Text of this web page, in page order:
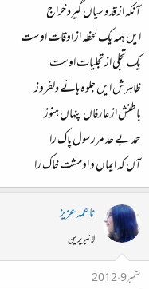
آنکہ از قدو سیاں گیرد خراج
ایں ہمہ یک لحظہ از اوقات اوست
یک تجلی از تجلیات اوست
ظاہرش ایں جلوہ ہائے دلفروز
باطنش از عارفاں پنہاں ہنوز
حمد بے حد مررسول پاک را
آں کہ ایماں و اومشت خاک را
ناعمہ عزیز
لائبریرین
ستمبر 9، 2012